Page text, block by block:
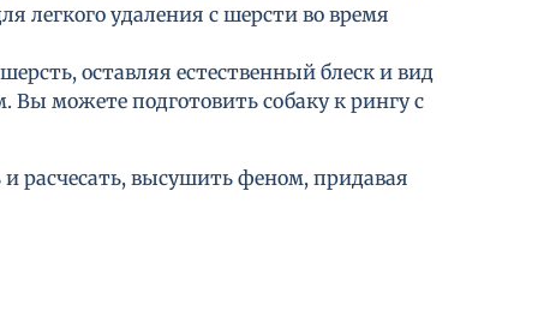
легкого удаления с шерсти во время
оставляя естественный блеск и вид
Вы можете подготовить собаку к рингу с
расчесать, высушить феном, придавая